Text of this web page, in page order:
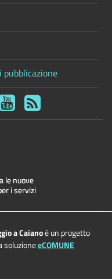
pubblicazione
a Caianoè un progetto
soluzioneeCOMUNE